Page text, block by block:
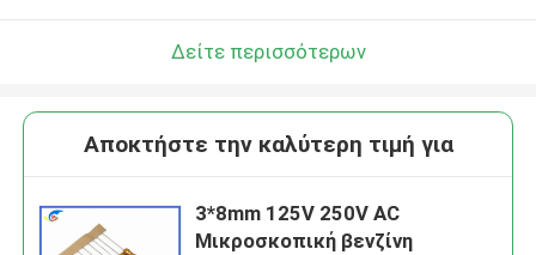
Δείτε περισσότερων
Αποκτήστε την καλύτερη τιμή για
3*8mm 125V 250V AC
Μικροσκοπική βενζίνη